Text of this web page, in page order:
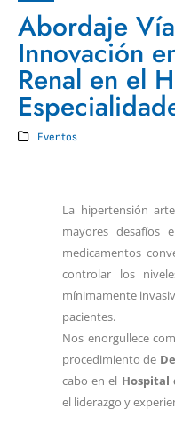
Abordaje
Innovación
Renal en el
Eventos
La hipertensión
mayores desafíos
medicamentos
controlar los
mínimamente
pacientes.
Nos enorgullece
procedimiento de
cabo en el Hospital
el liderazgo y